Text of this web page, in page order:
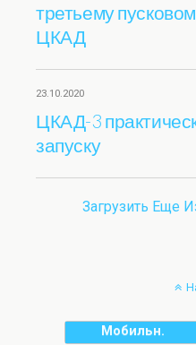
третьему
ЦКАД
23.10.2020
ЦКАД-3
запуску
Загрузить Еще
Мобильн.